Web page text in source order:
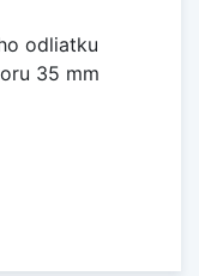
odliatku
35 mm